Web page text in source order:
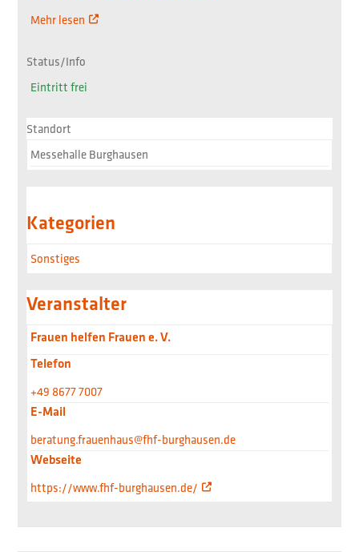
Mehr lesen
Status/Info
Eintritt frei
Standort
Messehalle Burghausen
Kategorien
Sonstiges
Veranstalter
Frauen helfen Frauen e. V.
Telefon
+49 8677 7007
E-Mail
beratung.frauenhaus@fhf-burghausen.de
Webseite
https://www.fhf-burghausen.de/